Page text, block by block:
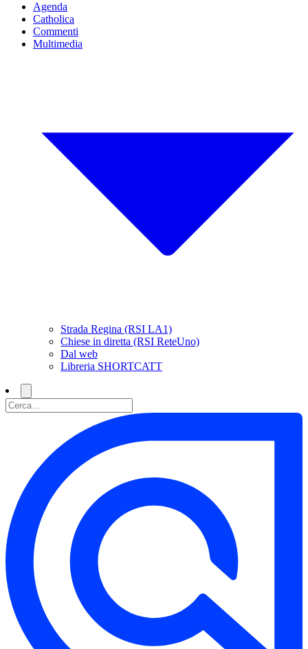
Agenda
Catholica
Commenti
Multimedia
Strada Regina (RSI LA1)
Chiese in diretta (RSI ReteUno)
Dal web
Libreria SHORTCATT